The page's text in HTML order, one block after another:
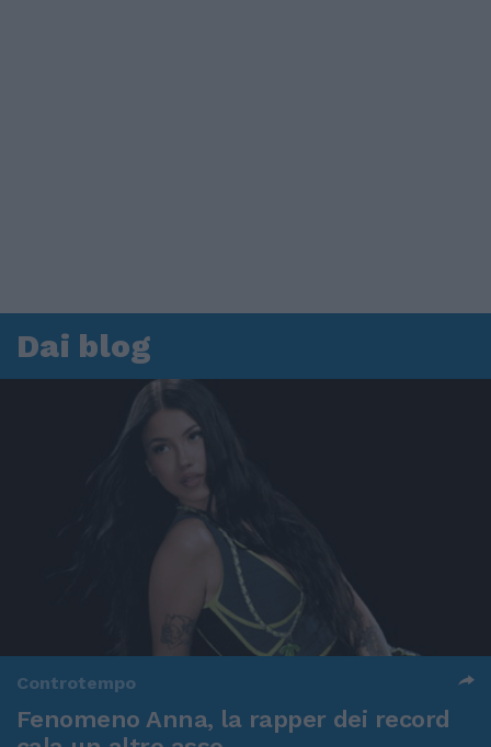
Dai blog
Controtempo
Fenomeno Anna, la rapper dei record